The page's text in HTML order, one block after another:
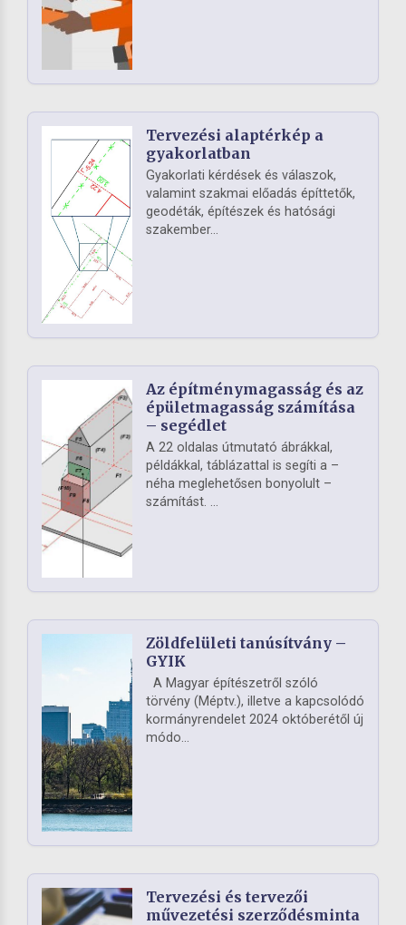
Tervezési alaptérkép a
gyakorlatban
Gyakorlati kérdések és válaszok,
valamint szakmai előadás építtetők,
geodéták, építészek és hatósági
szakember...
Az építménymagasság és az
épületmagasság számítása
– segédlet
A 22 oldalas útmutató ábrákkal,
példákkal, táblázattal is segíti a –
néha meglehetősen bonyolult –
számítást. ...
Zöldfelületi tanúsítvány –
GYIK
A Magyar építészetről szóló
törvény (Méptv.), illetve a kapcsolódó
kormányrendelet 2024 októberétől új
módo...
Tervezési és tervezői
művezetési szerződésminta